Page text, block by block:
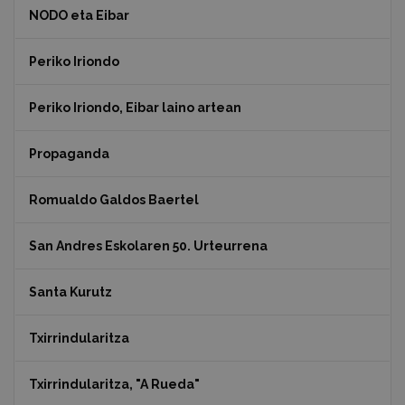
NODO eta Eibar
Periko Iriondo
Periko Iriondo, Eibar laino artean
Propaganda
Romualdo Galdos Baertel
San Andres Eskolaren 50. Urteurrena
Santa Kurutz
Txirrindularitza
Txirrindularitza, "A Rueda"